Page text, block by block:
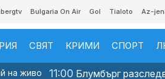
Bulgaria On Air Gol Tialoto Az-
СВЯТ КРИМИ СПОРТ
на живо 11:00 Блумбърг